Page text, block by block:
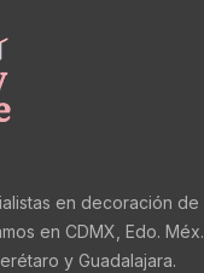
en decoración de
en CDMX, Edo. Méx.,
y Guadalajara.